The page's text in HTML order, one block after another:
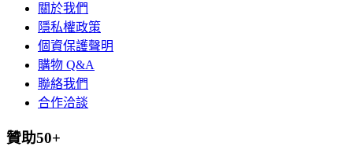
關於我們
隱私權政策
個資保護聲明
購物 Q&A
聯絡我們
合作洽談
贊助50+